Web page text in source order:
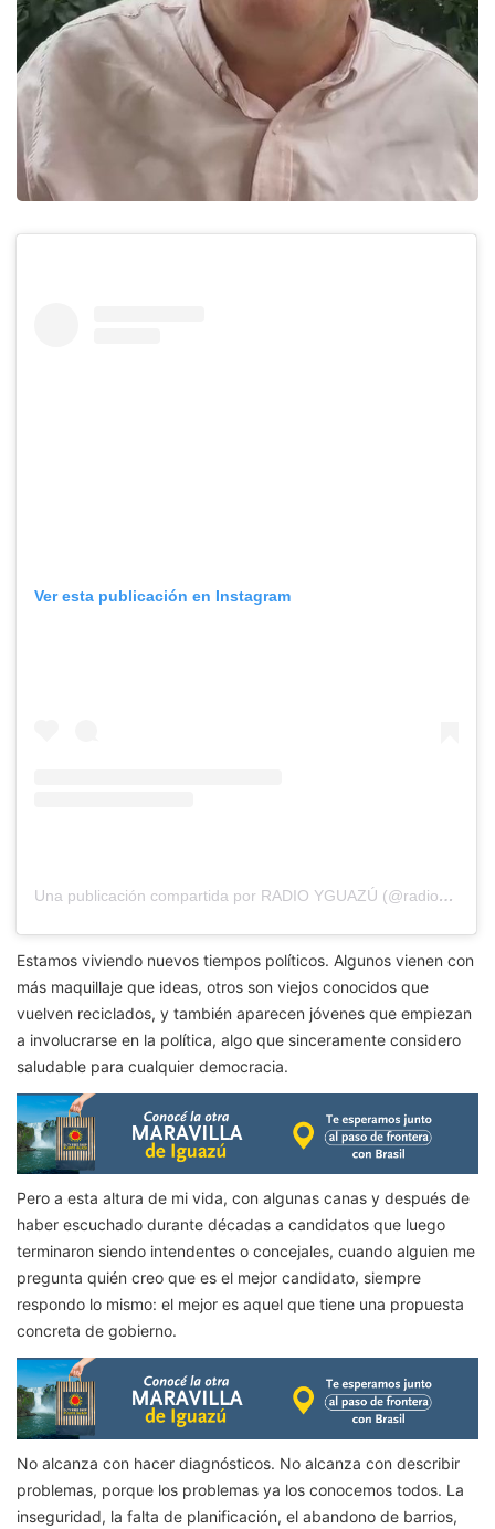
Ver esta publicación en Instagram
Una publicación compartida por RADIO YGUAZÚ (@radioyguazu)
Estamos viviendo nuevos tiempos políticos. Algunos vienen con
más maquillaje que ideas, otros son viejos conocidos que
vuelven reciclados, y también aparecen jóvenes que empiezan
a involucrarse en la política, algo que sinceramente considero
saludable para cualquier democracia.
Pero a esta altura de mi vida, con algunas canas y después de
haber escuchado durante décadas a candidatos que luego
terminaron siendo intendentes o concejales, cuando alguien me
pregunta quién creo que es el mejor candidato, siempre
respondo lo mismo: el mejor es aquel que tiene una propuesta
concreta de gobierno.
No alcanza con hacer diagnósticos. No alcanza con describir
problemas, porque los problemas ya los conocemos todos. La
inseguridad, la falta de planificación, el abandono de barrios,